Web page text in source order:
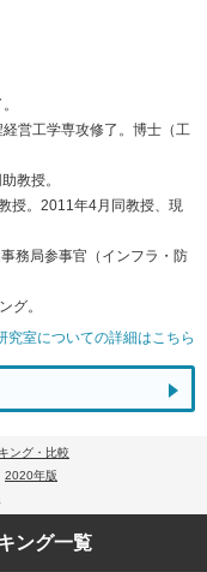
営工学専攻修了。博士（工
教授。
授。2011年4月同教授、現
務局参事官（インフラ・防
グ。
室についての詳細はこちら
ング・比較
2020年版
ング一覧